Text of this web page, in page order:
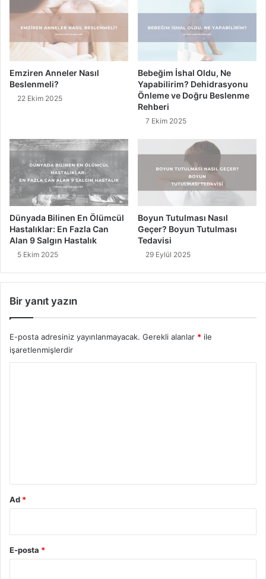
n
u
a
k
n
i
ö
z
Emziren Anneler Nasıl
Beslenmeli?
22 Ekim 2025
Bebeğim İshal Oldu, Ne
Yapabilirim? Dehidrasyonu
Önleme ve Doğru Beslenme
Rehberi
7 Ekim 2025
Dünyada Bilinen En Ölümcül
Hastalıklar: En Fazla Can
Alan 9 Salgın Hastalık
5 Ekim 2025
Boyun Tutulması Nasıl
Geçer? Boyun Tutulması
Tedavisi
29 Eylül 2025
Bir yanıt yazın
E-posta adresiniz yayınlanmayacak. Gerekli alanlar * ile
işaretlenmişlerdir
Ad *
E-posta *